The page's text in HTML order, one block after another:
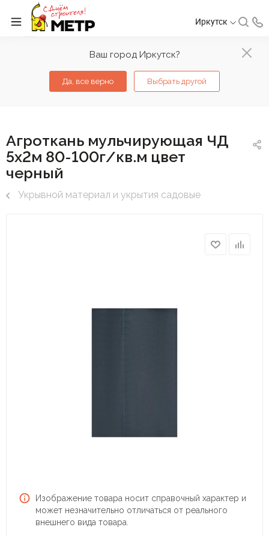
Ваш город Иркутск?
Да, все верно Выбрать другой
Иркутск
Агроткань мульчирующая ЧД
5х2м 80-100г/кв.м цвет
черный
Укрывной материал и укрытия садовые
Изображение товара носит справочный характер и
может незначительно отличаться от реального
внешнего вида товара.